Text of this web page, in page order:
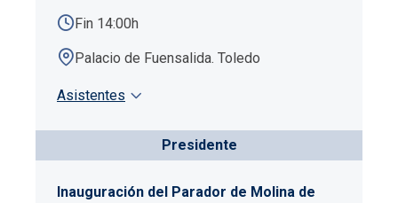
Fin 14:00h
Palacio de Fuensalida. Toledo
Asistentes
Presidente
Inauguración del Parador de Molina de